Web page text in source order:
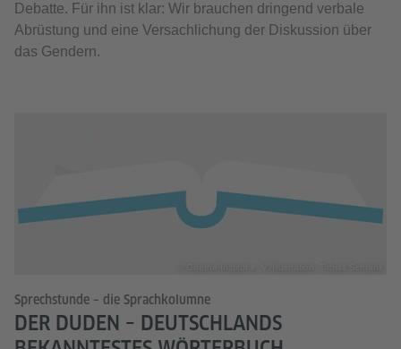
Debatte. Für ihn ist klar: Wir brauchen dringend verbale
Abrüstung und eine Versachlichung der Diskussion über
das Gendern.
Sprechstunde – die Sprachkolumne
DER DUDEN – DEUTSCHLANDS